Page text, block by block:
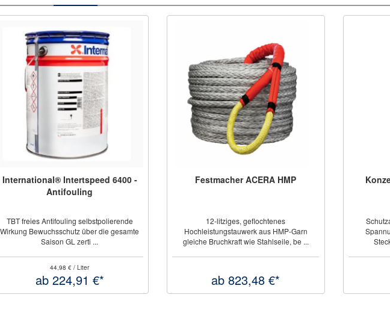
Festmacher ACERA HMP
12-litziges, geflochtenes
Hochleistungstauwerk aus HMP-Garn
gleiche Bruchkraft wie Stahlseile, be ...
ab 823,48 €*
Konzentrischer Stecker aus
Schutzart: IP56 Spannungsart: DC
Spannung: 50 V Stromstärke: 10 A
Steckereinsatz: konzentrisc ...
77,17 €*